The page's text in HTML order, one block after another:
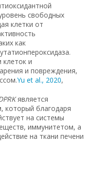
свободных
клетки от
как
клеток и
и повреждения,
Yu et al., 2020,
является
который благодаря
на системы
иммунитетом, а
на ткани печени